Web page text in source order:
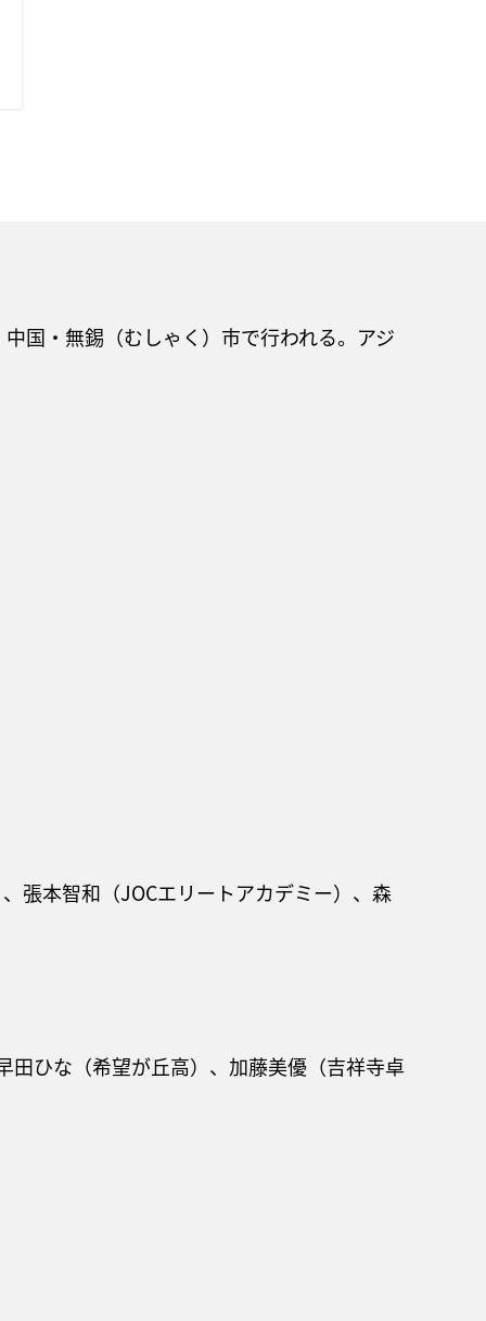
国・無錫（むしゃく）市で行われる。アジ
張本智和（JOCエリートアカデミー）、森
田ひな（希望が丘高）、加藤美優（吉祥寺卓